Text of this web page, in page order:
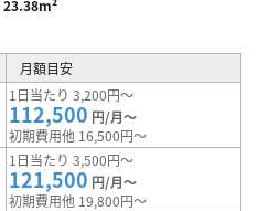
23.38m²
月額目安
1日当たり 3,200円～
112,500 円/月～
初期費用他 16,500円～
1日当たり 3,500円～
121,500 円/月～
初期費用他 19,800円～